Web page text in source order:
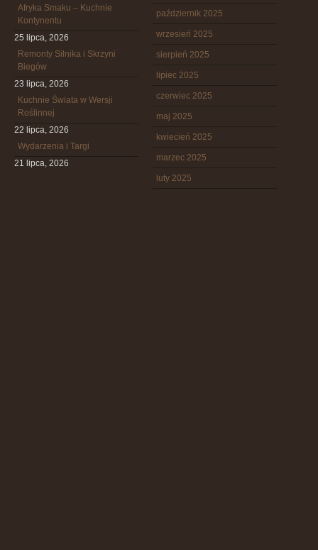
Afryka Smaku – Kuchnie
Kontynentu
25 lipca, 2026
Remonty Silnika i Skrzyni
Biegów
23 lipca, 2026
Kuchnie Świata w Wersji
Roślinnej
22 lipca, 2026
Wydarzenia i Targi
21 lipca, 2026
październik 2025
wrzesień 2025
sierpień 2025
lipiec 2025
czerwiec 2025
maj 2025
kwiecień 2025
marzec 2025
luty 2025